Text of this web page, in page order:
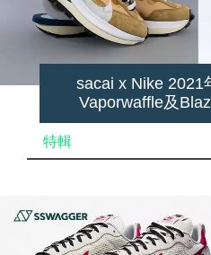
sacai x Nike 2021
Vaporwaffle及
特輯